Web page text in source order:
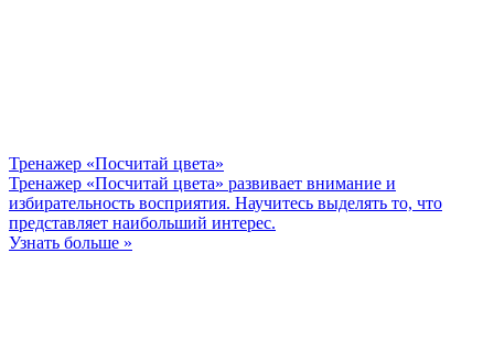
Тренажер «Посчитай цвета»
Тренажер «Посчитай цвета» развивает внимание и
избирательность восприятия. Научитесь выделять то, что
представляет наибольший интерес.
Узнать больше »